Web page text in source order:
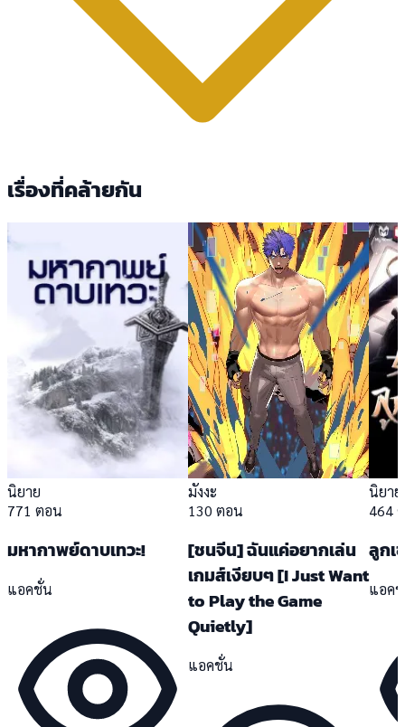
เรื่องที่คล้ายกัน
นิยาย
771 ตอน
มหากาพย์ดาบเทวะ!
แอคชั่น
มังงะ
130 ตอน
[ชนจีน] ฉันแค่อยากเล่น
เกมส์เงียบๆ [I Just Want
to Play the Game
Quietly]
แอคชั่น
นิยาย
464
ลูกเ
แอค